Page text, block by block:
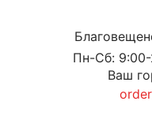
Пн-Сб: 9:00-
Ваш